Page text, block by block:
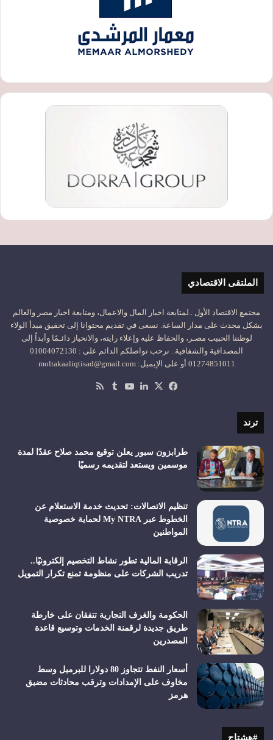
الملتقى الاقتصادي
مجتمع الاقتصاد الأول ..لمتابعة اخبار المال والاعمال، ومتابعة اخبار مصر والعالم
بشكل محدث على مدار الساعة. نسعى في تقديم محتوانا إلى تحقيق مبدأ الولاء
لوطننا الحبيب مصـر، والحفاظ عليه وإعلاء رايته، والانحياز دائـمًا وأبداً إلى
المصداقية والشفافية.. نرحب تواصلكم الدائم على : 01004072130
01274851011 أو على الإيميل: moltakaaliqtisad@gmail.com
فيسبوك
‫X لينكدإن‫YouTube
ترند
طرابزون سبور يعلن توقيع محمد صلاح عقدًا لمدة
موسمين ويستعد لتقديمه رسميًا
تنظيم الاتصالات: تحديث خدمة الاستعلام عن
الخطوط عبر My NTRA لحماية خصوصية
المواطنين
الرقابة المالية تطور نشاط التخصيم إلكترونيًا..
تدريب الشركات على منظومة تمنع تكرار التمويل
الحكومة والغرف التجارية تتفقان على خارطة
طريق جديدة لرقمنة الخدمات وتوسيع قاعدة
المصدرين
أسعار النفط تتجاوز 80 دولارا للبرميل وسط
مخاوف على الإمدادات وترقب محادثات مضيق
هرمز
#هشتاج